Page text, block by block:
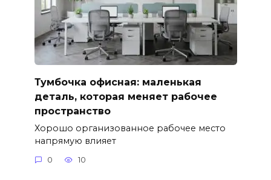
Тумбочка офисная: маленькая
деталь, которая меняет рабочее
пространство
Хорошо организованное рабочее место
напрямую влияет
0 10